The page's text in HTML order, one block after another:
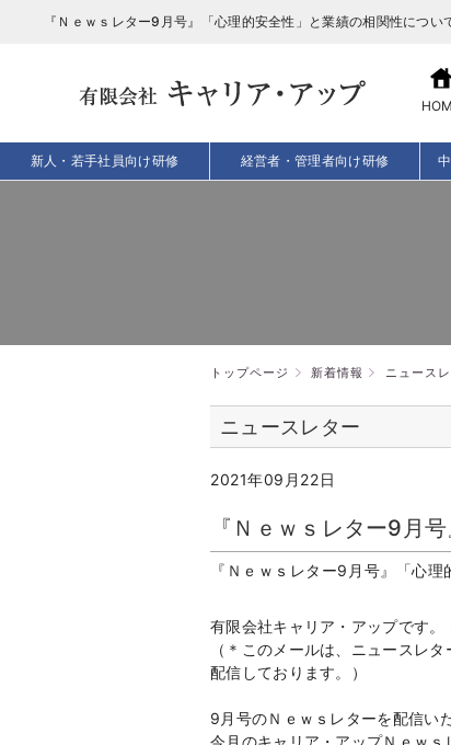
『Ｎｅｗｓレター9月号』「心理的安全性」と業績の相関性につい
新人・若手社員向け研修 経営者・管理者向け研修
トップページ 新着情報 ニュース
ニュースレター
2021年09月22日
『Ｎｅｗｓレター9月
『Ｎｅｗｓレター9月号』「心
有限会社キャリア・アップです。
（＊このメールは、ニュースレ
配信しております。）
9月号のＮｅｗｓレターを配信い
今月のキャリア・アップＮｅｗｓ